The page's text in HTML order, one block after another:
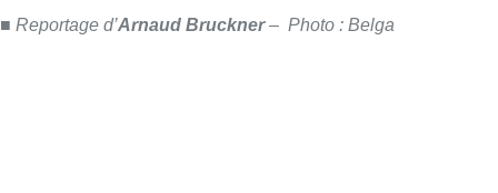
Belgique cette année